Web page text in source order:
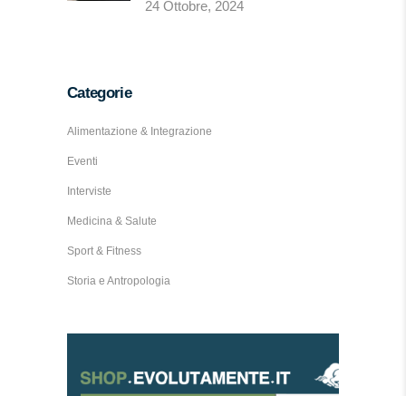
24 Ottobre, 2024
Categorie
Alimentazione & Integrazione
Eventi
Interviste
Medicina & Salute
Sport & Fitness
Storia e Antropologia